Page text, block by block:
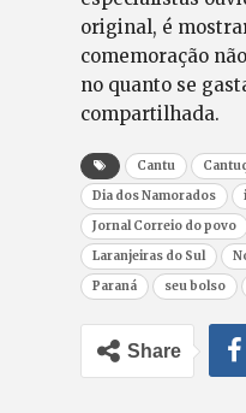
original, é
comemoração
no quanto se
compartilhada.
Cantu
Dia dos Namorados
Jornal Correio do povo
Laranjeiras do Sul
Paraná
seu bolso
Share